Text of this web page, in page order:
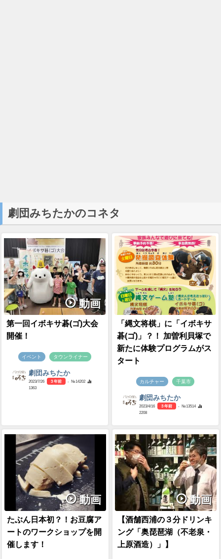
劇団みちたかのコネタ
動画
第一回イボキサ碁(ゴ)大会
開催！
イベント タウンライナー
劇団みちたか
2023/7/26 3 年前
- №14202
1363
「縄文将棋」に「イボキサ
碁(ゴ)」？！ 加曽利貝塚で
新たに体験プログラムがス
タート
カルチャー 千葉市
劇団みちたか
2023/4/16 3 年前
- №13514
2208
動画
たぶん日本初？！お豆腐ア
ートのワークショップを開
催します！
動画
【酒舗西浦の３分ドリンキ
ング「奥琵琶湖（不老泉・
上原酒造）」】